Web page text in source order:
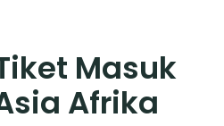
Masuk
Afrika